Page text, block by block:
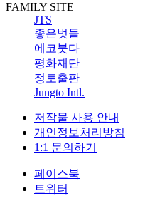
FAMILY SITE
JTS
좋은벗들
에코붓다
평화재단
정토출판
Jungto Intl.
저작물 사용 안내
개인정보처리방침
1:1 문의하기
페이스북
트위터